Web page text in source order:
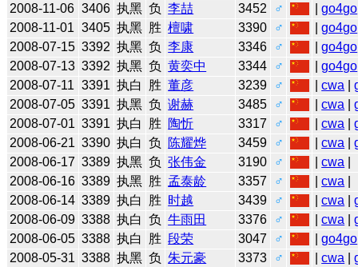
2008-11-06 3406 执黑 负 李喆 3452 ♂ |go4go
2008-11-01 3405 执黑 胜 檀啸 3390 ♂ |go4go
2008-07-15 3392 执黑 负 李康 3346 ♂ |go4go
2008-07-13 3392 执黑 负 黄奕中 3344 ♂ |go4go
2008-07-11 3391 执白 胜 董彦 3239 ♂ |cwa |
2008-07-05 3391 执黑 负 谢赫 3485 ♂ |cwa |
2008-07-01 3391 执白 胜 陶忻 3317 ♂ |cwa |
2008-06-21 3390 执白 负 陈耀烨 3459 ♂ |cwa |
2008-06-17 3389 执黑 负 张伟金 3190 ♂ |cwa
2008-06-16 3389 执黑 胜 孟泰龄 3357 ♂ |cwa
2008-06-14 3389 执白 胜 时越 3439 ♂ |cwa |
2008-06-09 3388 执白 负 牛雨田 3376 ♂ |cwa |
2008-06-05 3388 执白 胜 段荣 3047 ♂ |go4go
2008-05-31 3388 执黑 负 朱元豪 3373 ♂ |cwa |